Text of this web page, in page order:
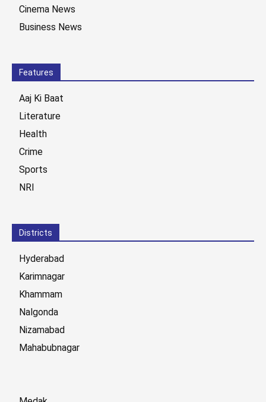
Cinema News
Business News
Features
Aaj Ki Baat
Literature
Health
Crime
Sports
NRI
Districts
Hyderabad
Karimnagar
Khammam
Nalgonda
Nizamabad
Mahabubnagar